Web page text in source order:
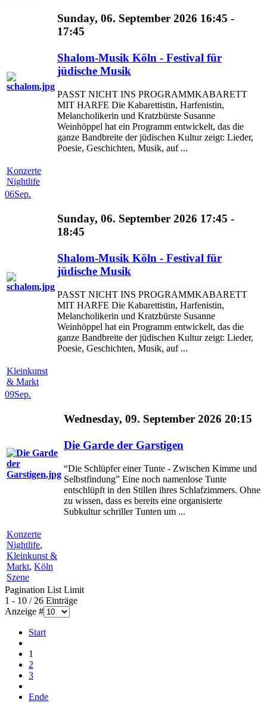
Sunday, 06. September 2026 16:45 -
17:45
Shalom-Musik Köln - Festival für
jüdische Musik
PASST NICHT INS PROGRAMMKABARETT
MIT HARFE Die Kabarettistin, Harfenistin,
Melancholikerin und Kratzbürste Susanne
Weinhöppel hat ein Programm entwickelt, das die
ganze Bandbreite der jüdischen Kultur zeigt: Lieder,
Poesie, Geschichten, Musik, auf ...
Konzerte
Nightlife
06Sep.
Sunday, 06. September 2026 17:45 -
18:45
Shalom-Musik Köln - Festival für
jüdische Musik
PASST NICHT INS PROGRAMMKABARETT
MIT HARFE Die Kabarettistin, Harfenistin,
Melancholikerin und Kratzbürste Susanne
Weinhöppel hat ein Programm entwickelt, das die
ganze Bandbreite der jüdischen Kultur zeigt: Lieder,
Poesie, Geschichten, Musik, auf ...
Kleinkunst
& Markt
09Sep.
Wednesday, 09. September 2026 20:15
Die Garde der Garstigen
“Die Schlüpfer einer Tunte - Zwischen Kimme und
Selbstfindung” Eine noch namenlose Tunte
entschlüpft in den Stillen ihres Schlafzimmers. Ohne
zu wissen, dass es bereits eine organisierte
Subkultur schriller Tunten um ...
Konzerte
Nightlife,
Kleinkunst &
Markt, Köln
Szene
Pagination List Limit
1 - 10 / 26 Einträge
Anzeige #
Start
1
2
3
Ende